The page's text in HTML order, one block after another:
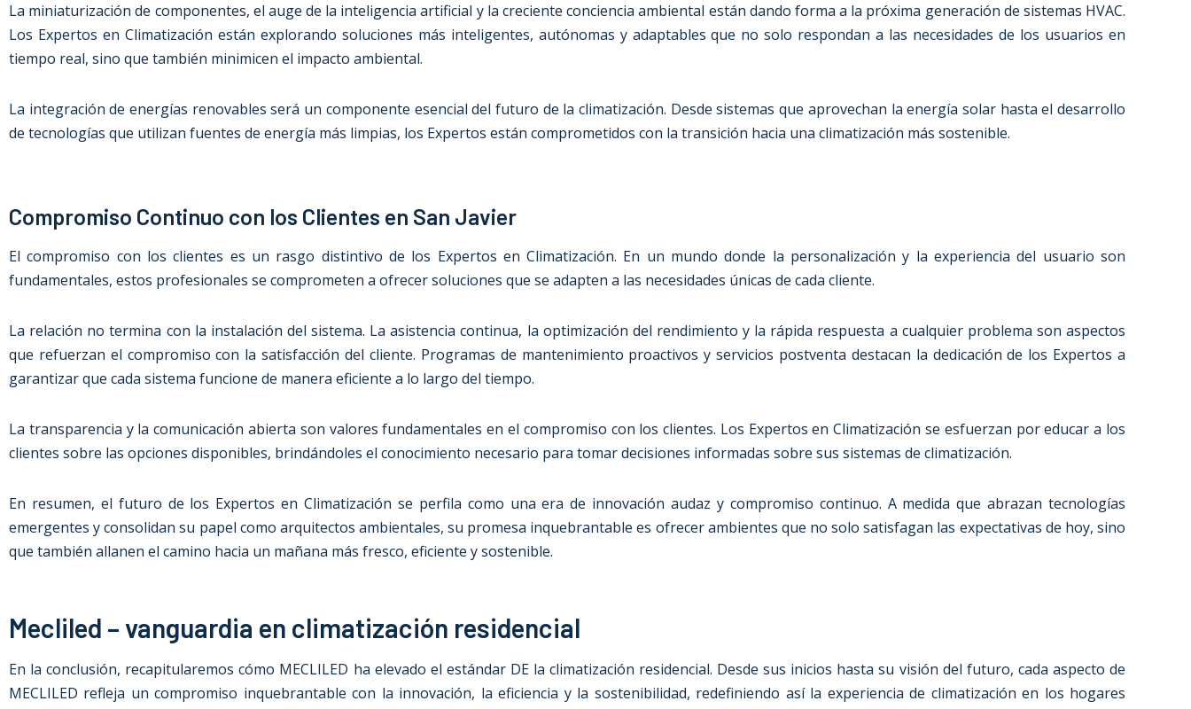
La miniaturización de componentes, el auge de la inteligencia artificial y la creciente conciencia ambiental están dando forma a la próxima generación de sistemas HVAC.
Los Expertos en Climatización están explorando soluciones más inteligentes, autónomas y adaptables que no solo respondan a las necesidades de los usuarios en
tiempo real, sino que también minimicen el impacto ambiental.
La integración de energías renovables será un componente esencial del futuro de la climatización. Desde sistemas que aprovechan la energía solar hasta el desarrollo
de tecnologías que utilizan fuentes de energía más limpias, los Expertos están comprometidos con la transición hacia una climatización más sostenible.
Compromiso Continuo con los Clientes en San Javier
El compromiso con los clientes es un rasgo distintivo de los Expertos en Climatización. En un mundo donde la personalización y la experiencia del usuario son
fundamentales, estos profesionales se comprometen a ofrecer soluciones que se adapten a las necesidades únicas de cada cliente.
La relación no termina con la instalación del sistema. La asistencia continua, la optimización del rendimiento y la rápida respuesta a cualquier problema son aspectos
que refuerzan el compromiso con la satisfacción del cliente. Programas de mantenimiento proactivos y servicios postventa destacan la dedicación de los Expertos a
garantizar que cada sistema funcione de manera eficiente a lo largo del tiempo.
La transparencia y la comunicación abierta son valores fundamentales en el compromiso con los clientes. Los Expertos en Climatización se esfuerzan por educar a los
clientes sobre las opciones disponibles, brindándoles el conocimiento necesario para tomar decisiones informadas sobre sus sistemas de climatización.
En resumen, el futuro de los Expertos en Climatización se perfila como una era de innovación audaz y compromiso continuo. A medida que abrazan tecnologías
emergentes y consolidan su papel como arquitectos ambientales, su promesa inquebrantable es ofrecer ambientes que no solo satisfagan las expectativas de hoy, sino
que también allanen el camino hacia un mañana más fresco, eficiente y sostenible.
Mecliled – vanguardia en climatización residencial
En la conclusión, recapitularemos cómo MECLILED ha elevado el estándar DE la climatización residencial. Desde sus inicios hasta su visión del futuro, cada aspecto de
MECLILED refleja un compromiso inquebrantable con la innovación, la eficiencia y la sostenibilidad, redefiniendo así la experiencia de climatización en los hogares